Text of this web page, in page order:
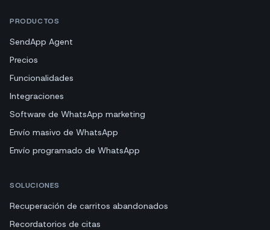
PRODUCTOS
SendApp Agent
Precios
Funcionalidades
Integraciones
Software de WhatsApp marketing
Envío masivo de WhatsApp
Envío programado de WhatsApp
SOLUCIONES
Recuperación de carritos abandonados
Recordatorios de citas